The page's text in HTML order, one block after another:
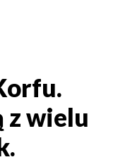
z wielu